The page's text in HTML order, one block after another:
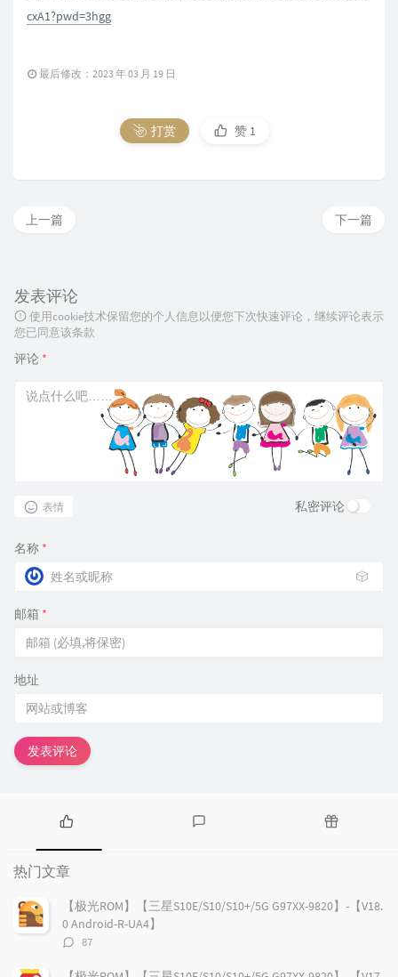
cxA1?pwd=3hgg
最后修改：2023 年 03 月 19 日
打赏 赞 1
下一篇
上一篇
发表评论
使用cookie技术保留您的个人信息以便您下次快速评论，继续评论表示
您已同意该条款
评论 *
表情 私密评论
名称 *
🎲
邮箱 *
地址
发表评论
热
门
文
章
论
章
热门文章
【极光ROM】【三星S10E/S10/S10+/5G G97XX-9820】-【V18.
0 Android-R-UA4】
评
数：
87